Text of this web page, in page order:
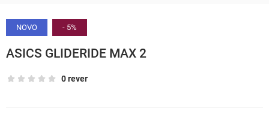
NOVO - 5%
ASICS GLIDERIDE MAX 2
0 rever